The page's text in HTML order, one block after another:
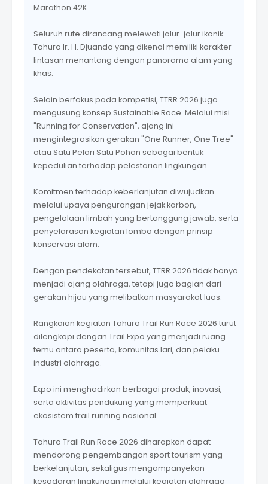
Marathon 42K.
Seluruh rute dirancang melewati jalur-jalur ikonik
Tahura Ir. H. Djuanda yang dikenal memiliki karakter
lintasan menantang dengan panorama alam yang
khas.
Selain berfokus pada kompetisi, TTRR 2026 juga
mengusung konsep Sustainable Race. Melalui misi
"Running for Conservation", ajang ini
mengintegrasikan gerakan "One Runner, One Tree"
atau Satu Pelari Satu Pohon sebagai bentuk
kepedulian terhadap pelestarian lingkungan.
Komitmen terhadap keberlanjutan diwujudkan
melalui upaya pengurangan jejak karbon,
pengelolaan limbah yang bertanggung jawab, serta
penyelarasan kegiatan lomba dengan prinsip
konservasi alam.
Dengan pendekatan tersebut, TTRR 2026 tidak hanya
menjadi ajang olahraga, tetapi juga bagian dari
gerakan hijau yang melibatkan masyarakat luas.
Rangkaian kegiatan Tahura Trail Run Race 2026 turut
dilengkapi dengan Trail Expo yang menjadi ruang
temu antara peserta, komunitas lari, dan pelaku
industri olahraga.
Expo ini menghadirkan berbagai produk, inovasi,
serta aktivitas pendukung yang memperkuat
ekosistem trail running nasional.
Tahura Trail Run Race 2026 diharapkan dapat
mendorong pengembangan sport tourism yang
berkelanjutan, sekaligus mengampanyekan
kesadaran lingkungan melalui kegiatan olahraga